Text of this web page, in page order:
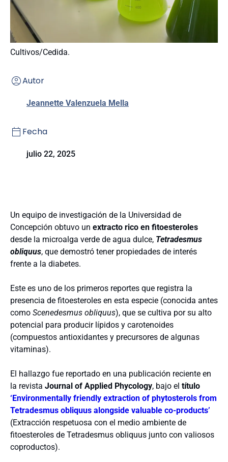
Cultivos/Cedida.
Autor
Jeannette Valenzuela Mella
Fecha
julio 22, 2025
Un equipo de investigación de la Universidad de
Concepción obtuvo un extracto rico en fitoesteroles
desde la microalga verde de agua dulce, Tetradesmus
obliquus, que demostró tener propiedades de interés
frente a la diabetes.
Este es uno de los primeros reportes que registra la
presencia de fitoesteroles en esta especie (conocida antes
como Scenedesmus obliquus), que se cultiva por su alto
potencial para producir lípidos y carotenoides
(compuestos antioxidantes y precursores de algunas
vitaminas).
El hallazgo fue reportado en una publicación reciente en
la revista Journal of Applied Phycology, bajo el título
‘Environmentally friendly extraction of phytosterols from
Tetradesmus obliquus alongside valuable co-products’
(Extracción respetuosa con el medio ambiente de
fitoesteroles de Tetradesmus obliquus junto con valiosos
coproductos).